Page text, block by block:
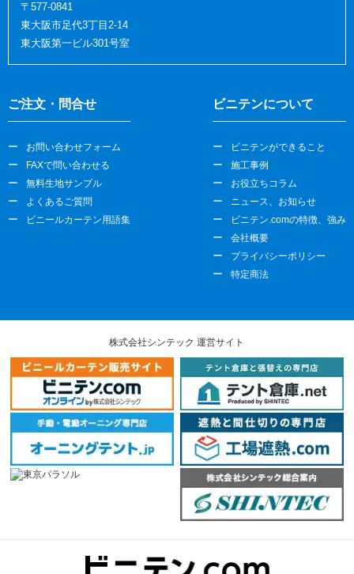
ご注文・問合せ
お問い合わせフォーム
FAXで問い合わせる
無料生地サンプル
よくあるご質問
ビニールカーテン用語集
ビニテンについて
ビニテンができること
施工事例
お役立ちコラム
ニュース、お知らせ
ビニテン.comの特徴、強み
会社概要
プライバシーポリシー
特定商法
〒577-0841
東大阪市足代3丁目2-14
東大阪第一ビル301号室
株式会社シンテック 運営サイト